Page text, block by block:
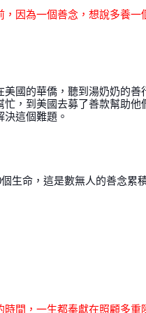
因為一個善念，想說多養
國的華僑，聽到湯奶奶的
，到美國去募了善款幫助
這個難題。
生命，這是數無人的善念累
間，一生都奉獻在照顧多重